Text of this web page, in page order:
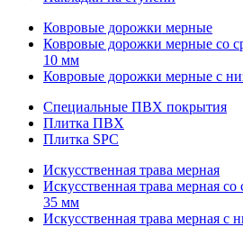
Ковровые дорожки мерные
Ковровые дорожки мерные со
10 мм
Ковровые дорожки мерные с
Специальные ПВХ покрытия
Плитка ПВХ
Плитка SPC
Искуccтвенная трава мерная
Искусственная трава мерная
35 мм
Искусственная трава мерная с